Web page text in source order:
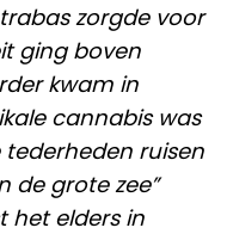
zorgde voor
ging boven
kwam in
cannabis was
tederheden ruisen
de grote zee”
het elders in